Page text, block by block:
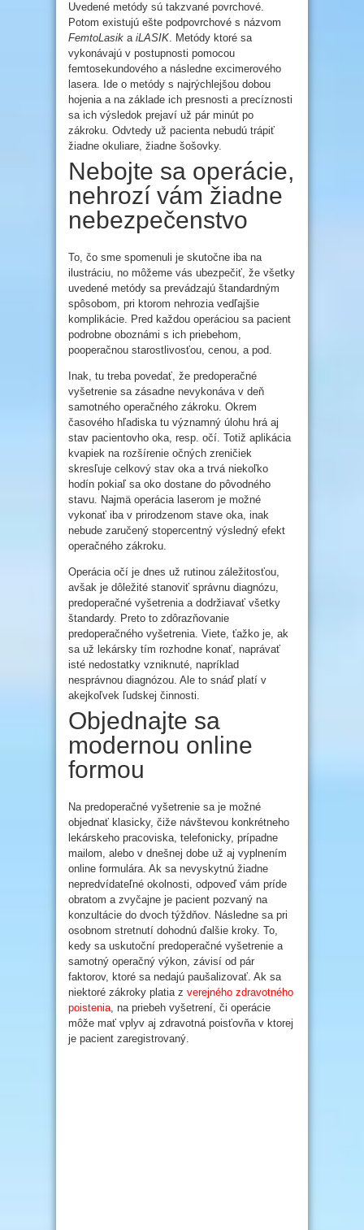
Uvedené metódy sú takzvané povrchové.
Potom existujú ešte podpovrchové s názvom
FemtoLasik a iLASIK. Metódy ktoré sa
vykonávajú v postupnosti pomocou
femtosekundového a následne excimerového
lasera. Ide o metódy s najrýchlejšou dobou
hojenia a na základe ich presnosti a precíznosti
sa ich výsledok prejaví už pár minút po
zákroku. Odvtedy už pacienta nebudú trápiť
žiadne okuliare, žiadne šošovky.
Nebojte sa operácie,
nehrozí vám žiadne
nebezpečenstvo
To, čo sme spomenuli je skutočne iba na
ilustráciu, no môžeme vás ubezpečiť, že všetky
uvedené metódy sa prevádzajú štandardným
spôsobom, pri ktorom nehrozia vedľajšie
komplikácie. Pred každou operáciou sa pacient
podrobne oboznámi s ich priebehom,
pooperačnou starostlivosťou, cenou, a pod.
Inak, tu treba povedať, že predoperačné
vyšetrenie sa zásadne nevykonáva v deň
samotného operačného zákroku. Okrem
časového hľadiska tu významný úlohu hrá aj
stav pacientovho oka, resp. očí. Totiž aplikácia
kvapiek na rozšírenie očných zreničiek
skresľuje celkový stav oka a trvá niekoľko
hodín pokiaľ sa oko dostane do pôvodného
stavu. Najmä operácia laserom je možné
vykonať iba v prirodzenom stave oka, inak
nebude zaručený stopercentný výsledný efekt
operačného zákroku.
Operácia očí je dnes už rutinou záležitosťou,
avšak je dôležité stanoviť správnu diagnózu,
predoperačné vyšetrenia a dodržiavať všetky
štandardy. Preto to zdôrazňovanie
predoperačného vyšetrenia. Viete, ťažko je, ak
sa už lekársky tím rozhodne konať, naprávať
isté nedostatky vzniknuté, napríklad
nesprávnou diagnózou. Ale to snáď platí v
akejkoľvek ľudskej činnosti.
Objednajte sa
modernou online
formou
Na predoperačné vyšetrenie sa je možné
objednať klasicky, čiže návštevou konkrétneho
lekárskeho pracoviska, telefonicky, prípadne
mailom, alebo v dnešnej dobe už aj vyplnením
online formulára. Ak sa nevyskytnú žiadne
nepredvídateľné okolnosti, odpoveď vám príde
obratom a zvyčajne je pacient pozvaný na
konzultácie do dvoch týždňov. Následne sa pri
osobnom stretnutí dohodnú ďalšie kroky. To,
kedy sa uskutoční predoperačné vyšetrenie a
samotný operačný výkon, závisí od pár
faktorov, ktoré sa nedajú paušalizovať. Ak sa
niektoré zákroky platia z verejného zdravotného
poistenia, na priebeh vyšetrení, či operácie
môže mať vplyv aj zdravotná poisťovňa v ktorej
je pacient zaregistrovaný.